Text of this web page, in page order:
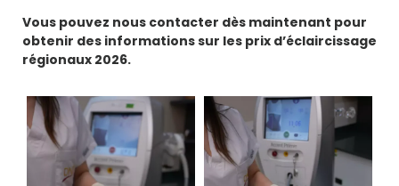
Vous pouvez nous contacter dès maintenant pour
obtenir des informations sur les prix d’éclaircissage
régionaux 2026.